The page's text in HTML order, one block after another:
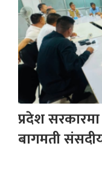
प्रदेश
बागमती